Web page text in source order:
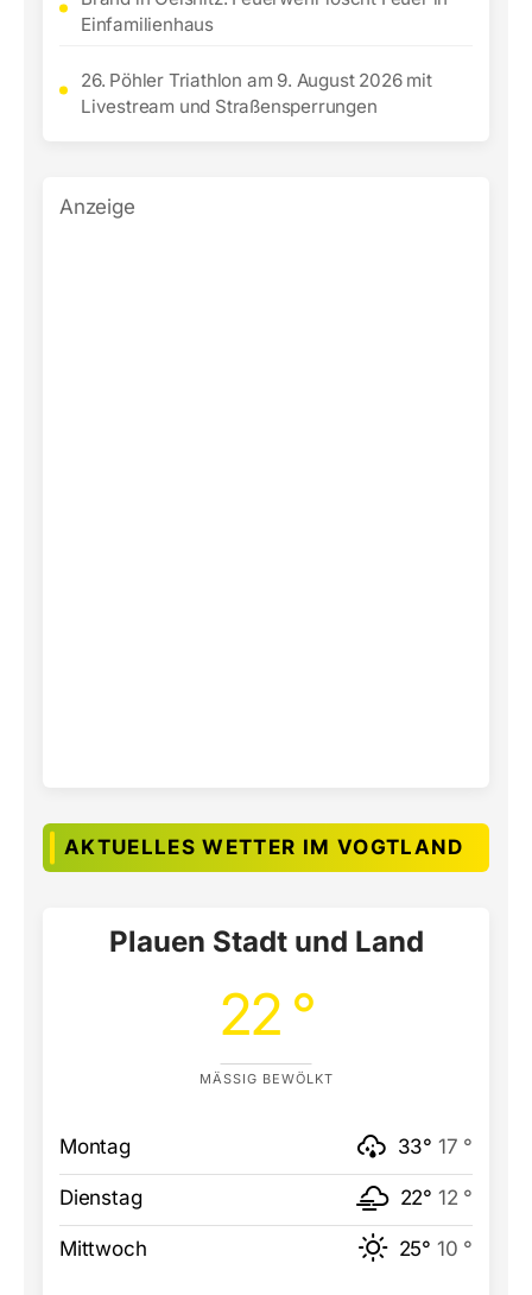
Einfamilienhaus
26. Pöhler Triathlon am 9. August 2026 mit
Livestream und Straßensperrungen
Anzeige
AKTUELLES WETTER IM VOGTLAND
Plauen Stadt und Land
22 °
MÄSSIG BEWÖLKT
Montag 33° 17 °
Dienstag 22° 12 °
Mittwoch 25° 10 °